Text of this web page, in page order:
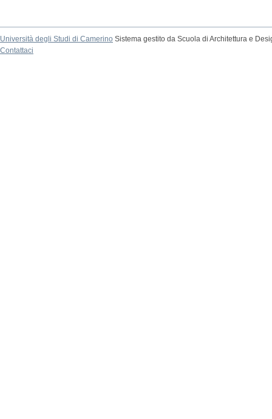
Università degli Studi di Camerino Sistema gestito da Scuola di Architettura e
Contattaci